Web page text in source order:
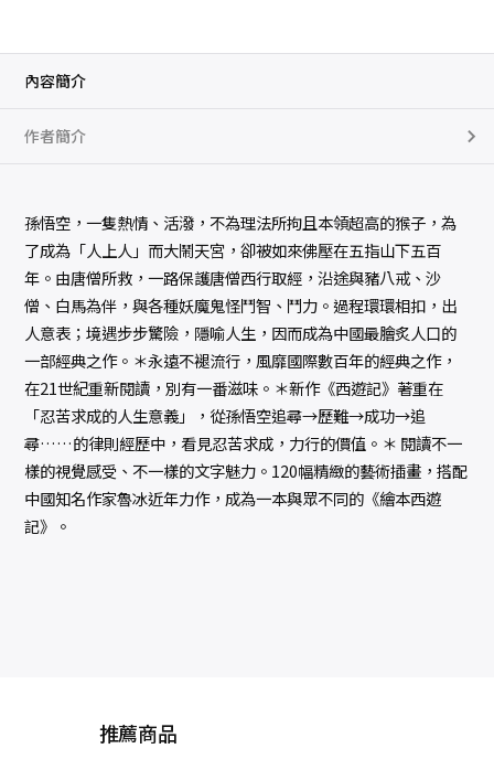
內容簡介
作者簡介
孫悟空，一隻熱情、活潑，不為理法所拘且本領超高的猴子，為
了成為「人上人」而大鬧天宮，卻被如來佛壓在五指山下五百
年。由唐僧所救，一路保護唐僧西行取經，沿途與豬八戒、沙
僧、白馬為伴，與各種妖魔鬼怪鬥智、鬥力。過程環環相扣，出
人意表；境遇步步驚險，隱喻人生，因而成為中國最膾炙人口的
一部經典之作。＊永遠不褪流行，風靡國際數百年的經典之作，
在21世紀重新閱讀，別有一番滋味。＊新作《西遊記》著重在
「忍苦求成的人生意義」，從孫悟空追尋→歷難→成功→追
尋……的律則經歷中，看見忍苦求成，力行的價值。＊ 閱讀不一
樣的視覺感受、不一樣的文字魅力。120幅精緻的藝術插畫，搭配
中國知名作家魯冰近年力作，成為一本與眾不同的《繪本西遊
記》。
推薦商品